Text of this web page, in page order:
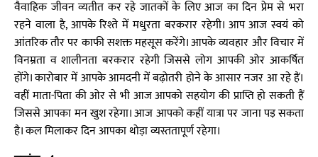
वैवाहिक जीवन व्यतीत कर रहे जातकों के लिए आज का दिन प्रेम से भरा
रहने वाला है, आपके रिश्ते में मधुरता बरकरार रहेगी। आप आज स्वयं को
आंतरिक तौर पर काफी सशक्त महसूस करेंगे। आपके व्यवहार और विचार में
विनम्रता व शालीनता बरकरार रहेगी जिससे लोग आपकी ओर आकर्षित
होंगे। कारोबार में आपके आमदनी में बढ़ोतरी होने के आसार नजर आ रहे हैं।
वहीं माता-पिता की ओर से भी आज आपको सहयोग की प्राप्ति हो सकती हैं
जिससे आपका मन खुश रहेगा। आज आपको कहीं यात्रा पर जाना पड़ सकता
है। कल मिलाकर दिन आपका थोड़ा व्यस्ततापूर्ण रहेगा।